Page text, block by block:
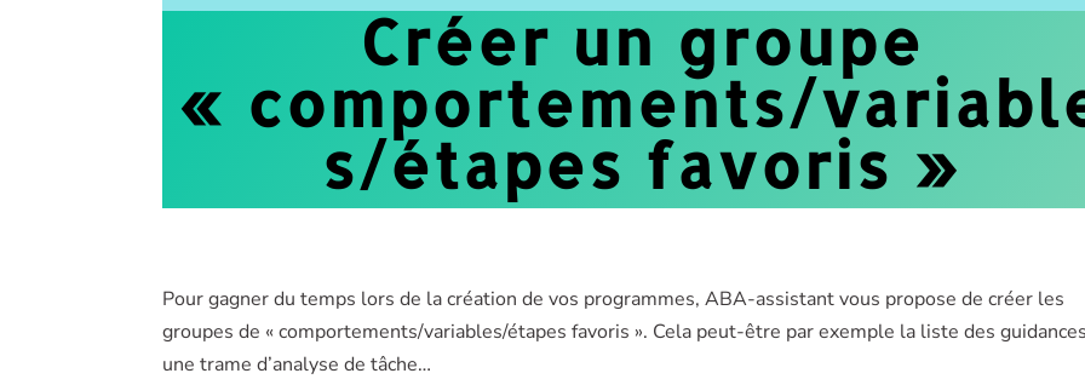
Créer un groupe
« comportements/
s/étapes favoris »
Pour gagner du temps lors de la création de vos programmes, ABA-assistant vous propose de créer les
groupes de « comportements/variables/étapes favoris ». Cela peut-être par exemple la liste des
une trame d’analyse de tâche…